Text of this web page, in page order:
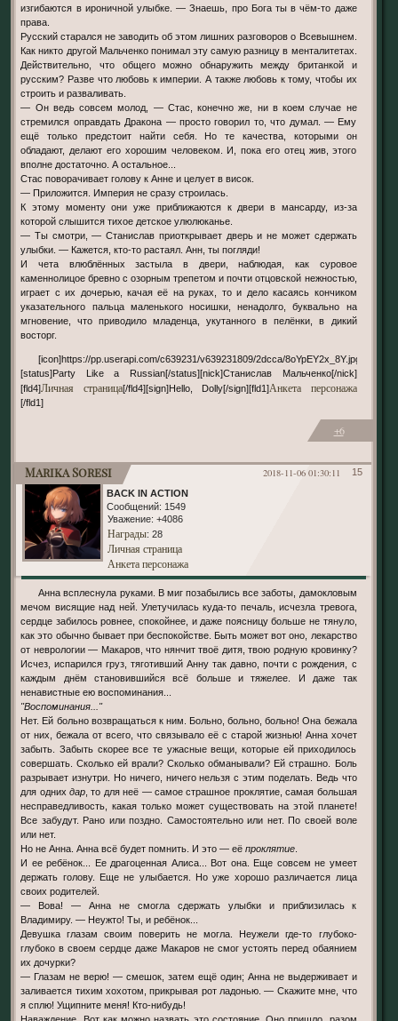
изгибаются в ироничной улыбке. — Знаешь, про Бога ты в чём-то даже
права.
Русский старался не заводить об этом лишних разговоров о Всевышнем.
Как никто другой Мальченко понимал эту самую разницу в менталитетах.
Действительно, что общего можно обнаружить между британкой и
русским? Разве что любовь к империи. А также любовь к тому, чтобы их
строить и разваливать.
— Он ведь совсем молод, — Стас, конечно же, ни в коем случае не
стремился оправдать Дракона — просто говорил то, что думал. — Ему
ещё только предстоит найти себя. Но те качества, которыми он
обладают, делают его хорошим человеком. И, пока его отец жив, этого
вполне достаточно. А остальное...
Стас поворачивает голову к Анне и целует в висок.
— Приложится. Империя не сразу строилась.
К этому моменту они уже приближаются к двери в мансарду, из-за
которой слышится тихое детское улюлюканье.
— Ты смотри, — Станислав приоткрывает дверь и не может сдержать
улыбки. — Кажется, кто-то растаял. Анн, ты погляди!
И чета влюблённых застыла в двери, наблюдая, как суровое
каменнолицое бревно с озорным трепетом и почти отцовской нежностью,
играет с их дочерью, качая её на руках, то и дело касаясь кончиком
указательного пальца маленького носишки, ненадолго, буквально на
мгновение, что приводило младенца, укутанного в пелёнки, в дикий
восторг.
[icon]https://pp.userapi.com/c639231/v639231809/2dcca/8oYpEY2x_8Y.jpg[/icon]
[status]Party Like a Russian[/status][nick]Станислав Мальченко[/nick]
[fld4]Личная страница[/fld4][sign]Hello, Dolly[/sign][fld1]Анкета персонажа
[/fld1]
+6
15
2018-11-06 01:30:11
Marika Soresi
BACK IN ACTION
Сообщений: 1549
Уважение: +4086
Награды: 28
Личная страница
Анкета персонажа
Анна всплеснула руками. В миг позабылись все заботы, дамокловым
мечом висящие над ней. Улетучилась куда-то печаль, исчезла тревога,
сердце забилось ровнее, спокойнее, и даже поясницу больше не тянуло,
как это обычно бывает при беспокойстве. Быть может вот оно, лекарство
от неврологии — Макаров, что нянчит твоё дитя, твою родную кровинку?
Исчез, испарился груз, тяготивший Анну так давно, почти с рождения, с
каждым днём становившийся всё больше и тяжелее. И даже так
ненавистные ею воспоминания...
"Воспоминания..."
Нет. Ей больно возвращаться к ним. Больно, больно, больно! Она бежала
от них, бежала от всего, что связывало её с старой жизнью! Анна хочет
забыть. Забыть скорее все те ужасные вещи, которые ей приходилось
совершать. Сколько ей врали? Сколько обманывали? Ей страшно. Боль
разрывает изнутри. Но ничего, ничего нельзя с этим поделать. Ведь что
для однихдар , то для неё — самое страшное проклятие, самая большая
несправедливость, какая только может существовать на этой планете!
Все забудут. Рано или поздно. Самостоятельно или нет. По своей воле
или нет.
Но не Анна. Анна всё будет помнить. И это — еёпроклятие
И ее ребёнок... Ее драгоценная Алиса... Вот она. Еще совсем не умеет
держать голову. Еще не улыбается. Но уже хорошо различается лица
своих родителей.
— Вова! — Анна не смогла сдержать улыбки и приблизилась к
Владимиру. — Неужто! Ты, и ребёнок...
Девушка глазам своим поверить не могла. Неужели где-то глубоко-
глубоко в своем сердце даже Макаров не смог устоять перед обаянием
их дочурки?
— Глазам не верю! — смешок, затем ещё один; Анна не выдерживает и
заливается тихим хохотом, прикрывая рот ладонью. — Скажите мне, что
я сплю! Ущипните меня! Кто-нибудь!